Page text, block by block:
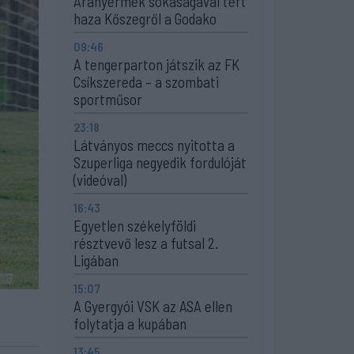
haza Kőszegről a Godako
09:46
A tengerparton játszik az FK
Csíkszereda – a szombati
sportműsor
23:18
Látványos meccs nyitotta a
Szuperliga negyedik fordulóját
(videóval)
16:43
Egyetlen székelyföldi
résztvevő lesz a futsal 2.
Ligában
15:07
A Gyergyói VSK az ASA ellen
folytatja a kupában